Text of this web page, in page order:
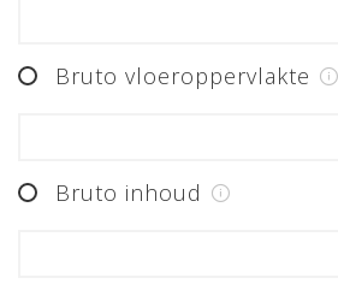
Bruto vloeroppervlakte
Bruto inhoud